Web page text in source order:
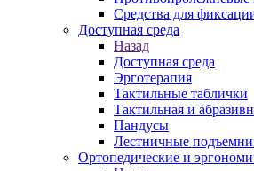
Средства для
Доступная среда
Назад
Доступная среда
Эрготерапия
Тактильные таблички
Тактильная и
Пандусы
Лестничные
Ортопедические и